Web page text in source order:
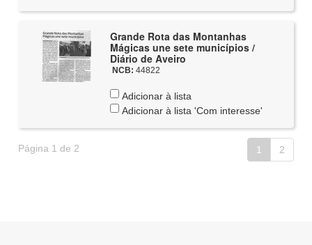
Grande Rota das Montanhas
Mágicas une sete municípios /
Diário de Aveiro
NCB: 44822
Adicionar à lista
Adicionar à lista 'Com interesse'
Página 1 de 2 1 2